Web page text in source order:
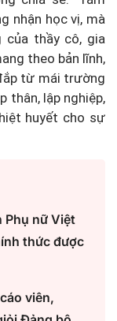
nhận học vị, mà
của thầy cô, gia
theo bản lĩnh,
từ mái trường
thân, lập nghiệp,
huyết cho sự
Phụ nữ Việt
thức được
viên,